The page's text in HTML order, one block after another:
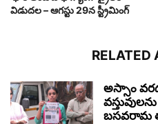
విడుదల – ఆగస్టు 29న స్ట్రీమింగ్
RELATED
అస్సాం
బసవరామ